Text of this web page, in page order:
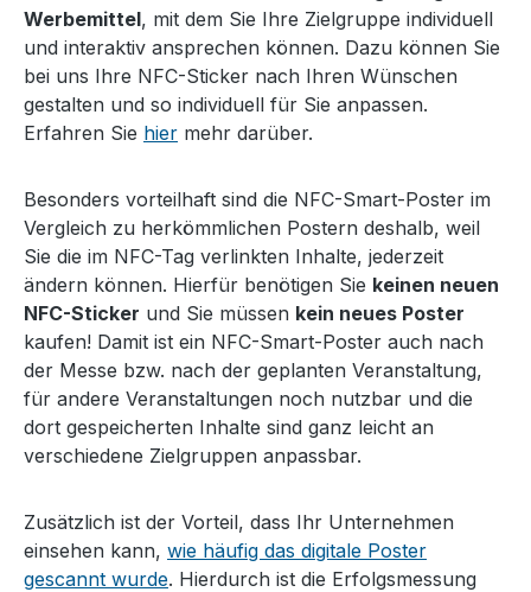
Werbemittel, mit dem Sie Ihre Zielgruppe individuell
und interaktiv ansprechen können. Dazu können Sie
bei uns Ihre NFC-Sticker nach Ihren Wünschen
gestalten und so individuell für Sie anpassen.
Erfahren Sie hier mehr darüber.
Besonders vorteilhaft sind die NFC-Smart-Poster im
Vergleich zu herkömmlichen Postern deshalb, weil
Sie die im NFC-Tag verlinkten Inhalte, jederzeit
ändern können. Hierfür benötigen Sie keinen neuen
NFC-Sticker und Sie müssen kein neues Poster
kaufen! Damit ist ein NFC-Smart-Poster auch nach
der Messe bzw. nach der geplanten Veranstaltung,
für andere Veranstaltungen noch nutzbar und die
dort gespeicherten Inhalte sind ganz leicht an
verschiedene Zielgruppen anpassbar.
Zusätzlich ist der Vorteil, dass Ihr Unternehmen
einsehen kann, wie häufig das digitale Poster
gescannt wurde. Hierdurch ist die Erfolgsmessung